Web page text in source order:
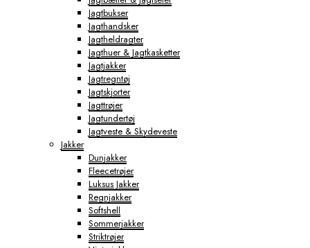
Jagtbukser
Jagthandsker
Jagtheldragter
Jagthuer & Jagtkasketter
Jagtjakker
Jagtregntøj
Jagtskjorter
Jagttrøjer
Jagtundertøj
Jagtveste & Skydeveste
Jakker
Dunjakker
Fleecetrøjer
Luksus Jakker
Regnjakker
Softshell
Sommerjakker
Striktrøjer